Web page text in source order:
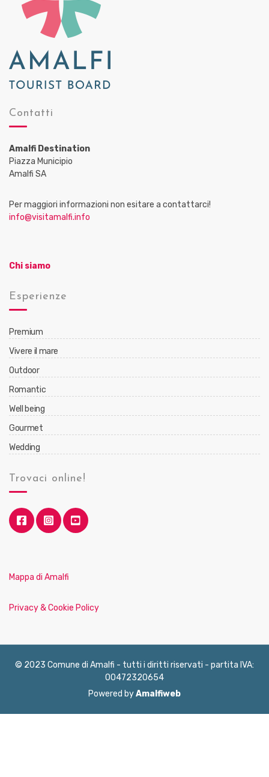
Contatti
Amalfi Destination
Piazza Municipio
Amalfi SA
Per maggiori informazioni non esitare a contattarci!
info@visitamalfi.info
Chi siamo
Esperienze
Premium
Vivere il mare
Outdoor
Romantic
Well being
Gourmet
Wedding
Trovaci online!
Mappa di Amalfi
Privacy & Cookie Policy
© 2023 Comune di Amalfi - tutti i diritti riservati - partita IVA:
00472320654
Powered byAmalfiweb